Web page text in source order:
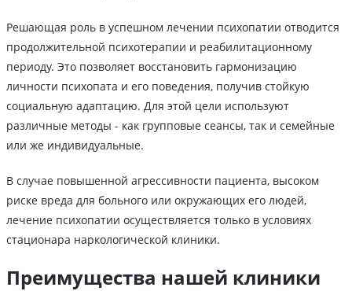
Решающая роль в успешном лечении психопатии отводится
продолжительной психотерапии и реабилитационному
периоду. Это позволяет восстановить гармонизацию
личности психопата и его поведения, получив стойкую
социальную адаптацию. Для этой цели используют
различные методы - как групповые сеансы, так и семейные
или же индивидуальные.
В случае повышенной агрессивности пациента, высоком
риске вреда для больного или окружающих его людей,
лечение психопатии осуществляется только в условиях
стационара наркологической клиники.
Преимущества нашей клиники